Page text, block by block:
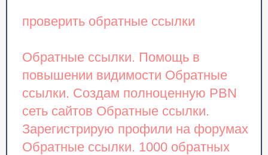
проверить обратные ссылки
Обратные ссылки. Помощь в
повышении видимости Обратные
ссылки. Создам полноценную PBN
сеть сайтов Обратные ссылки.
Зарегистрирую профили на форумах
Обратные ссылки. 1000 обратных